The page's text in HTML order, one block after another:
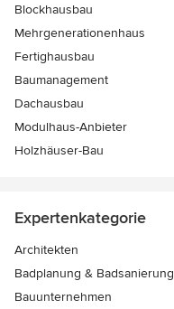
Blockhausbau
Mehrgenerationenhaus
Fertighausbau
Baumanagement
Dachausbau
Modulhaus-Anbieter
Holzhäuser-Bau
Expertenkategorie
Architekten
Badplanung & Badsanierung
Bauunternehmen